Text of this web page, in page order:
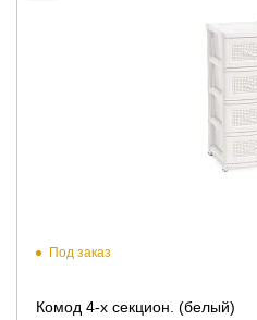
Под заказ
Комод 4-х секцион. (белый)